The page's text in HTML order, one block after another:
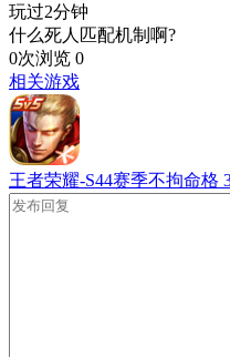
玩过2分钟
什么死人匹配机制啊?
0次浏览 0
相关游戏
王者荣耀-S44赛季不拘命格